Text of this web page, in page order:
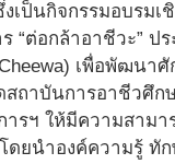
งเป็นกิจกรรมอบรมเ
“ต่อกล้าอาชีวะ” ปร
เพื่อพัฒนา
ถาบันการอาชีวศึก
ารฯ ให้มีความสาม
ดยนำองค์ความรู้ ทัก